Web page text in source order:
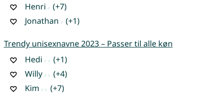
Henri
(+7)
Jonathan
(+1)
Trendy unisexnavne 2023 – Passer til alle køn
Hedi
(+1)
Willy
(+4)
Kim
(+7)